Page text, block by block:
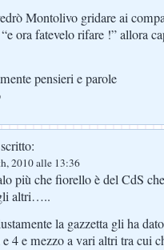
Montolivo gridare ai
ora fatevelo rifare !” allora
pensieri e parole
2010 alle 13:36
più che fiorello è del CdS
altri…..
la gazzetta gli ha
e 4 e mezzo a vari altri tra cui